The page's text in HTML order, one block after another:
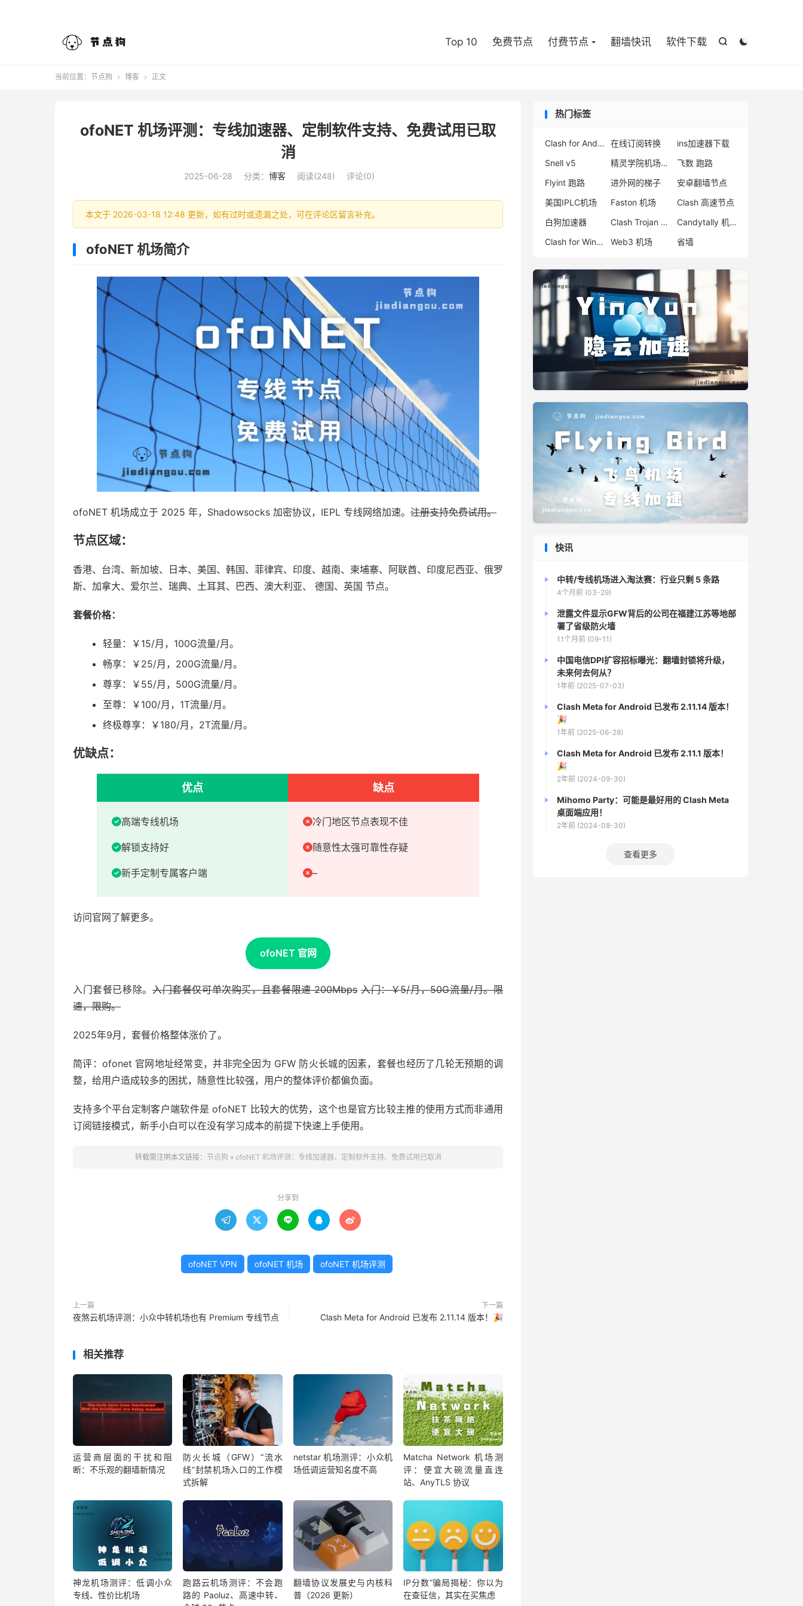


Top 10 免费节点 付费节点 翻墙快讯 软件下载
当前位置： 节点狗  博客  正文
ofoNET 机场评测：专线加速器、定制软件支持、免费试用已取
消
2025-06-28 分类： 博客 阅读(248) 评论(0)
本文于 2026-03-18 12:48 更新，如有过时或遗漏之处，可在评论区留言补充。
ofoNET 机场简介
ofoNET 机场成立于 2025 年，Shadowsocks 加密协议，IEPL 专线网络加速。 注册支持免费试用。
节点区域：
香港、台湾、新加坡、日本、美国、韩国、菲律宾、印度、越南、柬埔寨、阿联酋、印度尼西亚、俄罗
斯、加拿大、爱尔兰、瑞典、土耳其、巴西、澳大利亚、 德国、英国 节点。
套餐价格：
轻量：￥15/月，100G流量/月。
畅享：￥25/月，200G流量/月。
尊享：￥55/月，500G流量/月。
至尊：￥100/月，1T流量/月。
终极尊享：￥180/月，2T流量/月。
优缺点：
优点
高端专线机场
解锁支持好
新手定制专属客户端
缺点
冷门地区节点表现不佳
随意性太强可靠性存疑
–
访问官网了解更多。
ofoNET 官网
入门套餐已移除。 入门套餐仅可单次购买，且套餐限速 200Mbps 入门：￥5/月，50G流量/月。限
速，限购。
2025年9月，套餐价格整体涨价了。
简评：ofonet 官网地址经常变，并非完全因为 GFW 防火长城的因素，套餐也经历了几轮无预期的调
整，给用户造成较多的困扰，随意性比较强，用户的整体评价都偏负面。
支持多个平台定制客户端软件是 ofoNET 比较大的优势，这个也是官方比较主推的使用方式而非通用
订阅链接模式，新手小白可以在没有学习成本的前提下快速上手使用。
转载需注明本文链接： 节点狗 » ofoNET 机场评测：专线加速器、定制软件支持、免费试用已取消
分享到
    
ofoNET VPN ofoNET 机场 ofoNET 机场评测
上一篇
夜煞云机场评测：小众中转机场也有 Premium 专线节点
下一篇
Clash Meta for Android 已发布 2.11.14 版本！🎉
相关推荐
运营商层面的干扰和阻
断：不乐观的翻墙新情况
防火长城（GFW）“流水
线”封禁机场入口的工作模
式拆解
netstar 机场测评：小众机
场低调运营知名度不高
Matcha Network 机场测
评：便宜大碗流量直连
站、AnyTLS 协议
神龙机场测评：低调小众
专线、性价比机场
跑路云机场测评：不会跑
路的 Paoluz、高速中转、
翻墙协议发展史与内核科
普（2026 更新）
IP分数”骗局揭秘：你以为
在查征信，其实在买焦虑
热门标签
Clash for Android 在线订阅转换
ins加速器下载
Snell v5
精灵学院机场评测
飞数 跑路
Flyint 跑路
进外网的梯子
安卓翻墙节点
美国IPLC机场
Faston 机场
Clash 高速节点
白狗加速器
Clash Trojan 节点
Candytally 机场
Clash for Windows 停更
Web3 机场 省墙
快讯
中转/专线机场进入淘汰赛：行业只剩 5 条路
4个月前 (03-29)
泄露文件显示GFW背后的公司在福建江苏等地部
署了省级防火墙
11个月前 (09-11)
中国电信DPI扩容招标曝光：翻墙封锁将升级，
未来何去何从？
1年前 (2025-07-03)
Clash Meta for Android 已发布 2.11.14 版本！
🎉
1年前 (2025-06-28)
Clash Meta for Android 已发布 2.11.1 版本！
🎉
2年前 (2024-09-30)
Mihomo Party：可能是最好用的 Clash Meta
桌面端应用！
2年前 (2024-08-30)
查看更多